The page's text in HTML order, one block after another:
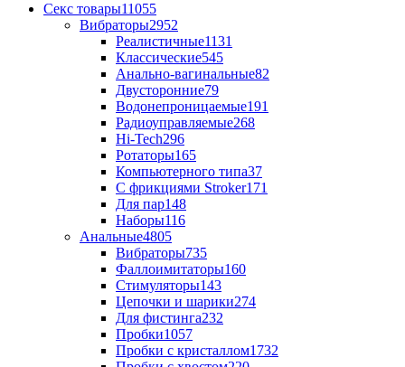
Секс товары11055
Вибраторы2952
Реалистичные1131
Классические545
Анально-вагинальные82
Двусторонние79
Водонепроницаемые191
Радиоуправляемые268
Hi-Tech296
Ротаторы165
Компьютерного типа37
С фрикциями Stroker171
Для пар148
Наборы116
Анальные4805
Вибраторы735
Фаллоимитаторы160
Стимуляторы143
Цепочки и шарики274
Для фистинга232
Пробки1057
Пробки с кристаллом1732